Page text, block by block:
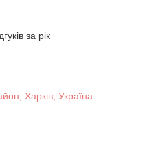
за рік
Харків, Україна